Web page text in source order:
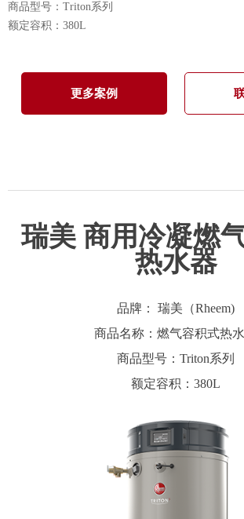
商品型号：Triton系列
额定容积：380L
更多案例
瑞美 商用冷凝燃
热水器
品牌： 瑞美（Rheem)
商品名称：燃气容积式热
商品型号：Triton系列
额定容积：380L